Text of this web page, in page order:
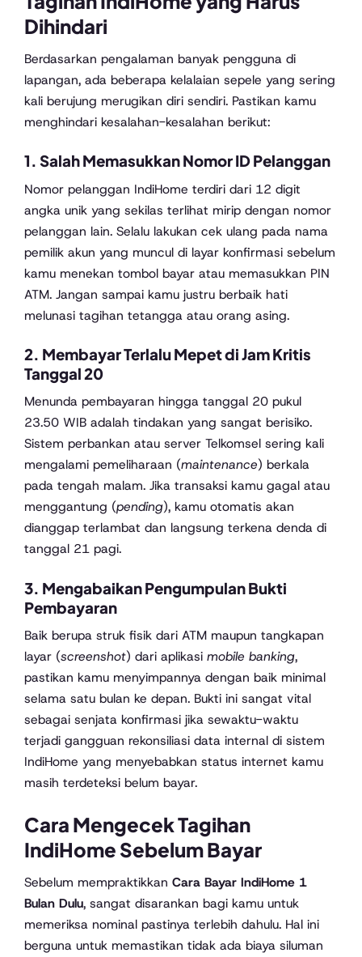
Dihindari
Berdasarkan pengalaman banyak pengguna di
lapangan, ada beberapa kelalaian sepele yang sering
kali berujung merugikan diri sendiri. Pastikan kamu
menghindari kesalahan-kesalahan berikut:
1. Salah Memasukkan Nomor ID Pelanggan
Nomor pelanggan IndiHome terdiri dari 12 digit
angka unik yang sekilas terlihat mirip dengan nomor
pelanggan lain. Selalu lakukan cek ulang pada nama
pemilik akun yang muncul di layar konfirmasi sebelum
kamu menekan tombol bayar atau memasukkan PIN
ATM. Jangan sampai kamu justru berbaik hati
melunasi tagihan tetangga atau orang asing.
2. Membayar Terlalu Mepet di Jam Kritis
Tanggal 20
Menunda pembayaran hingga tanggal 20 pukul
23.50 WIB adalah tindakan yang sangat berisiko.
Sistem perbankan atau server Telkomsel sering kali
mengalami pemeliharaan (maintenance) berkala
pada tengah malam. Jika transaksi kamu gagal atau
menggantung (pending), kamu otomatis akan
dianggap terlambat dan langsung terkena denda di
tanggal 21 pagi.
3. Mengabaikan Pengumpulan Bukti
Pembayaran
Baik berupa struk fisik dari ATM maupun tangkapan
layar (screenshot) dari aplikasi mobile banking,
pastikan kamu menyimpannya dengan baik minimal
selama satu bulan ke depan. Bukti ini sangat vital
sebagai senjata konfirmasi jika sewaktu-waktu
terjadi gangguan rekonsiliasi data internal di sistem
IndiHome yang menyebabkan status internet kamu
masih terdeteksi belum bayar.
Cara Mengecek Tagihan
IndiHome Sebelum Bayar
Sebelum mempraktikkan Cara Bayar IndiHome 1
Bulan Dulu, sangat disarankan bagi kamu untuk
memeriksa nominal pastinya terlebih dahulu. Hal ini
berguna untuk memastikan tidak ada biaya siluman